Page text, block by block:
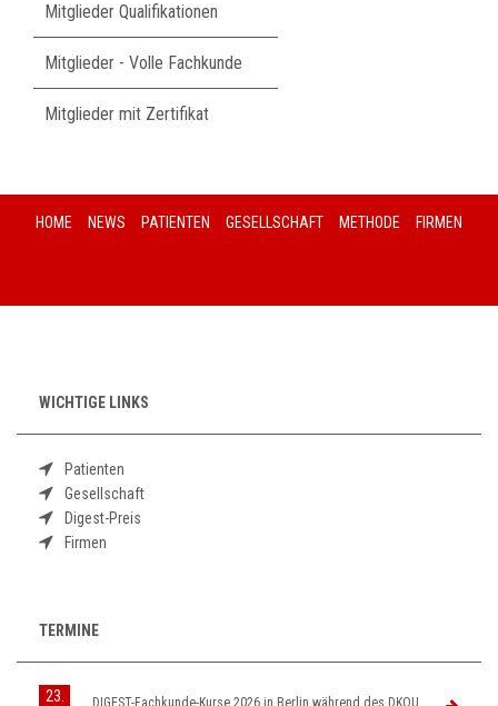
Mitglieder Qualifikationen
Mitglieder - Volle Fachkunde
Mitglieder mit Zertifikat
HOME NEWS PATIENTEN GESELLSCHAFT METHODE FIRMEN
WICHTIGE LINKS
Patienten
Gesellschaft
Digest-Preis
Firmen
TERMINE
23.
DIGEST-Fachkunde-Kurse 2026 in Berlin während des DKOU